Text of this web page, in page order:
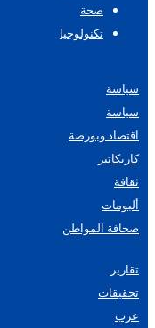
صحة
تكنولوجيا
سياسة
سياسة
اقتصاد وبورصة
كاريكاتير
ثقافة
ألبومات
صحافة المواطن
تقارير
تحقيقات
عرب